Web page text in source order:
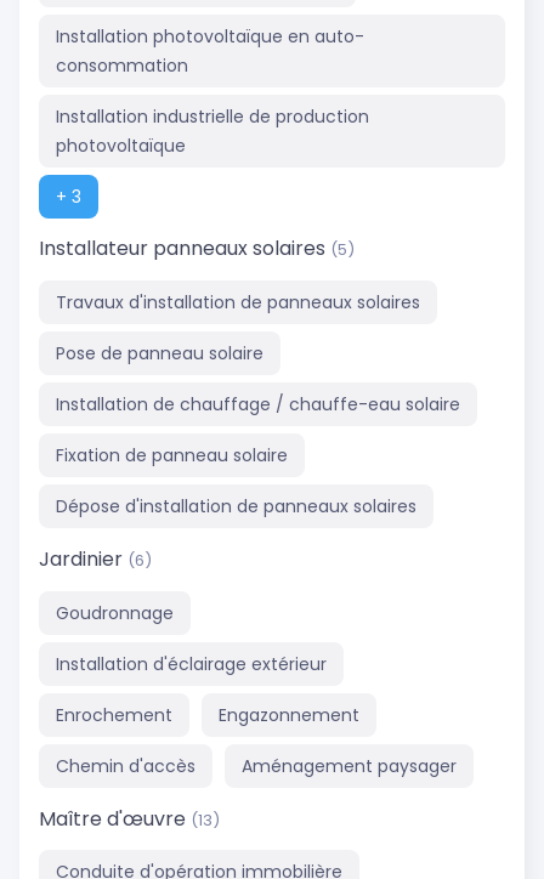
Installation photovoltaïque en auto-
consommation
Installation industrielle de production
photovoltaïque
+ 3
Installateur panneaux solaires (5)
Travaux d'installation de panneaux solaires
Pose de panneau solaire
Installation de chauffage / chauffe-eau solaire
Fixation de panneau solaire
Dépose d'installation de panneaux solaires
Jardinier (6)
Goudronnage
Installation d'éclairage extérieur
Enrochement Engazonnement
Chemin d'accès Aménagement paysager
Maître d'œuvre (13)
Conduite d'opération immobilière